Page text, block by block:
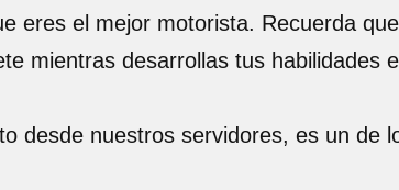
eres el mejor motorista. Recuerda
mientras desarrollas tus habilidades
desde nuestros servidores, es un de